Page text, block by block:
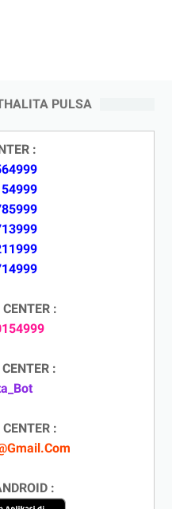
PULSA
:
:
:
:
: